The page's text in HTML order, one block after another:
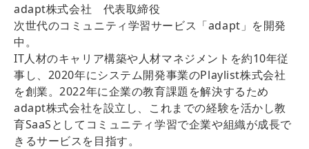
adapt株式会社 代表取締役
次世代のコミュニティ学習サービス「adapt」を開発
中。
IT人材のキャリア構築や人材マネジメントを約10年従
事し、2020年にシステム開発事業のPlaylist株式会社
を創業。2022年に企業の教育課題を解決するため
adapt株式会社を設立し、これまでの経験を活かし教
育SaaSとしてコミュニティ学習で企業や組織が成長で
きるサービスを目指す。